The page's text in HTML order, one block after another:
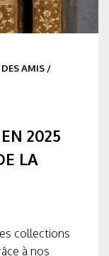
AMIS /
2025
LA
collections
à nos